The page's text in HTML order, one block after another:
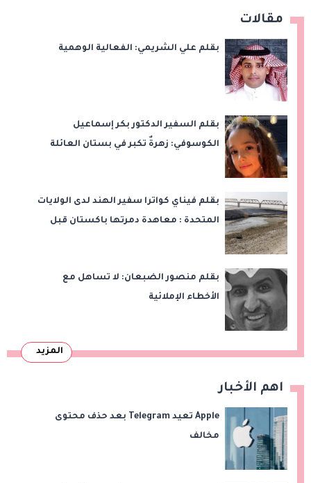
مقالات
بقلم علي الشريمي: الفعالية الوهمية
بقلم السفير الدكتور بكر إسماعيل
الكوسوفي: زهرةٌ تكبر في بستان العائلة
بقلم فيناي كواترا سفير الهند لدى الولايات
المتحدة : معاهدة دمرتها باكستان قبل
بقلم منصور الضبعان: لا تساهل مع
الأخطاء الإملائية
المزيد
اهم الأخبار
Apple تعيد Telegram بعد حذف محتوى
مخالف